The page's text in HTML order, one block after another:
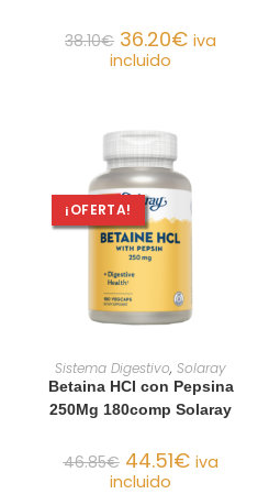
38.10€ 36.20€ iva
incluido
¡OFERTA!
AÑADIR AL CARRITO
Sistema Digestivo, Solaray
Betaina HCI con Pepsina
250Mg 180comp Solaray
46.85€ 44.51€ iva
incluido